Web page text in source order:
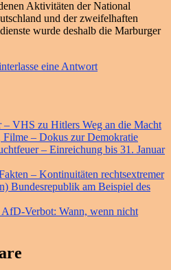
Aktivitäten der National
und der zweifelhaften
wurde deshalb die Marburger
eine Antwort
– VHS zu Hitlers Weg an die Macht
Filme – Dokus zur Demokratie
– Einreichung bis 31. Januar
– Kontinuitäten rechtsextremer
Bundesrepublik am Beispiel des
AfD-Verbot: Wann, wenn nicht